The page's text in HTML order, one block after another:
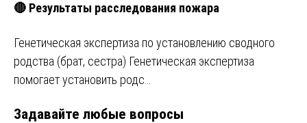
🔴 Результаты расследования пожара
Генетическая экспертиза по установлению сводного
родства (брат, сестра) Генетическая экспертиза
помогает установить родс…
Задавайте любые вопросы